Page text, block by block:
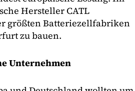
Hersteller CATL
größten Batteriezellfabriken
zu bauen.
Unternehmen